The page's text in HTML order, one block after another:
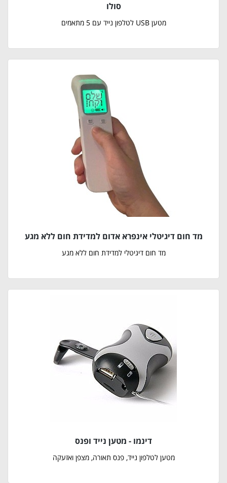
סולו
מטען USB לטלפון נייד עם 5 מתאמים
מד חום דיגיטלי אינפרא אדום למדידת חום ללא מגע
מד חום דיגיטלי למדידת חום ללא מגע
דינמו - מטען נייד ופנס
מטען לטלפון נייד, פנס תאורה, מצפן ואזעקה